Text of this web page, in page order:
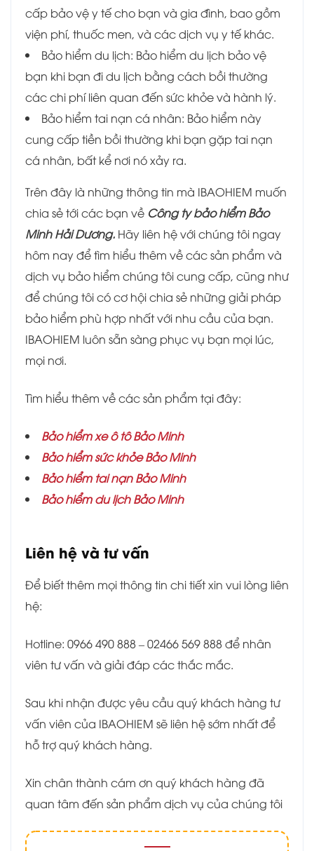
cấp bảo vệ y tế cho bạn và gia đình, bao gồm
viện phí, thuốc men, và các dịch vụ y tế khác.
Bảo hiểm du lịch: Bảo hiểm du lịch bảo vệ
bạn khi bạn đi du lịch bằng cách bồi thường
các chi phí liên quan đến sức khỏe và hành lý.
Bảo hiểm tai nạn cá nhân: Bảo hiểm này
cung cấp tiền bồi thường khi bạn gặp tai nạn
cá nhân, bất kể nơi nó xảy ra.
Trên đây là những thông tin mà IBAOHIEM muốn
chia sẻ tới các bạn về Công ty bảo hiểm Bảo
Minh Hải Dương. Hãy liên hệ với chúng tôi ngay
hôm nay để tìm hiểu thêm về các sản phẩm và
dịch vụ bảo hiểm chúng tôi cung cấp, cũng như
để chúng tôi có cơ hội chia sẻ những giải pháp
bảo hiểm phù hợp nhất với nhu cầu của bạn.
IBAOHIEM luôn sẵn sàng phục vụ bạn mọi lúc,
mọi nơi.
Tìm hiểu thêm về các sản phẩm tại đây:
Bảo hiểm xe ô tô Bảo Minh
Bảo hiểm sức khỏe Bảo Minh
Bảo hiểm tai nạn Bảo Minh
Bảo hiểm du lịch Bảo Minh
Liên hệ và tư vấn
Để biết thêm mọi thông tin chi tiết xin vui lòng liên
hệ:
Hotline: 0966 490 888 – 02466 569 888 để nhân
viên tư vấn và giải đáp các thắc mắc.
Sau khi nhận được yêu cầu quý khách hàng tư
vấn viên của IBAOHIEM sẽ liên hệ sớm nhất để
hỗ trợ quý khách hàng.
Xin chân thành cám ơn quý khách hàng đã
quan tâm đến sản phẩm dịch vụ của chúng tôi